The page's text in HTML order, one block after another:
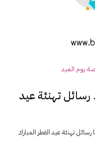
يوم العيد
رسائل تهنئة عيد
تهنئة عيد الفطر المبارك